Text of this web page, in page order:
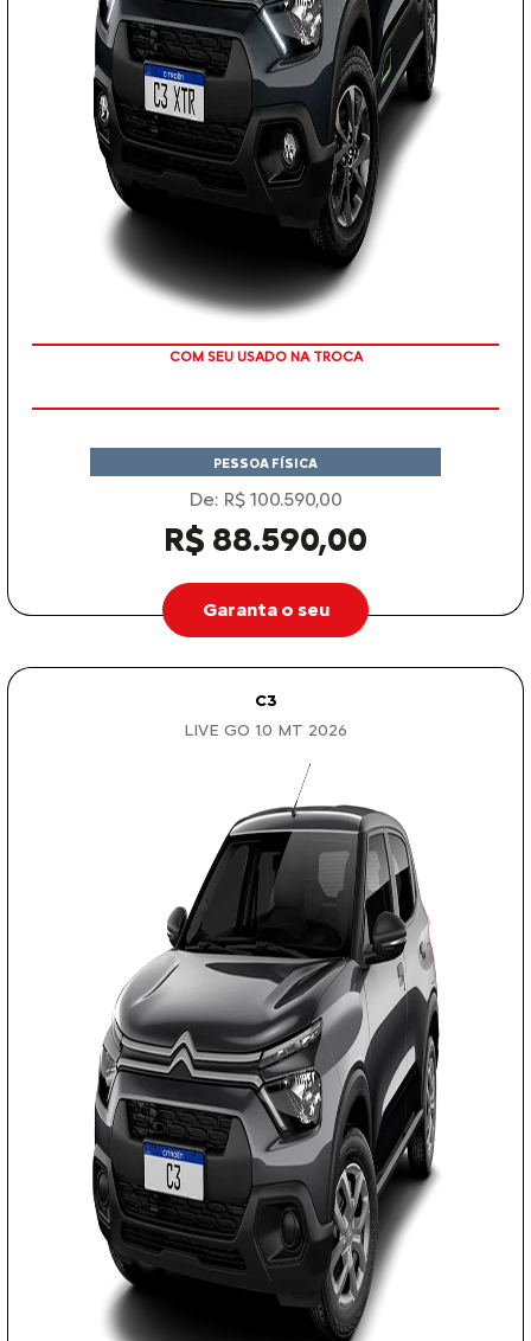
COM SEU USADO NA TROCA
PESSOA FÍSICA
De: R$ 100.590,00
R$ 88.590,00
Garanta o seu
C3
LIVE GO 1.0 MT 2026